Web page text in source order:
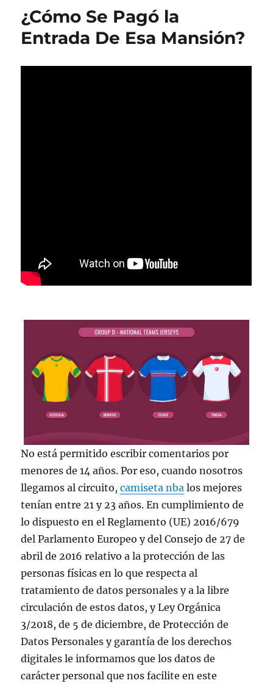
¿Cómo Se Pagó la
Entrada De Esa Mansión?
No está permitido escribir comentarios por
menores de 14 años. Por eso, cuando nosotros
llegamos al circuito,camiseta nba los mejores
tenían entre 21 y 23 años. En cumplimiento de
lo dispuesto en el Reglamento (UE) 2016/679
del Parlamento Europeo y del Consejo de 27 de
abril de 2016 relativo a la protección de las
personas físicas en lo que respecta al
tratamiento de datos personales y a la libre
circulación de estos datos, y Ley Orgánica
3/2018, de 5 de diciembre, de Protección de
Datos Personales y garantía de los derechos
digitales le informamos que los datos de
carácter personal que nos facilite en este